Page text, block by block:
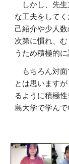
しかし、先生
な工夫をして
己紹介や少人
次第に慣れ、
うため積極的
もちろん対面
とは思います
るように積極
島大学で学んで